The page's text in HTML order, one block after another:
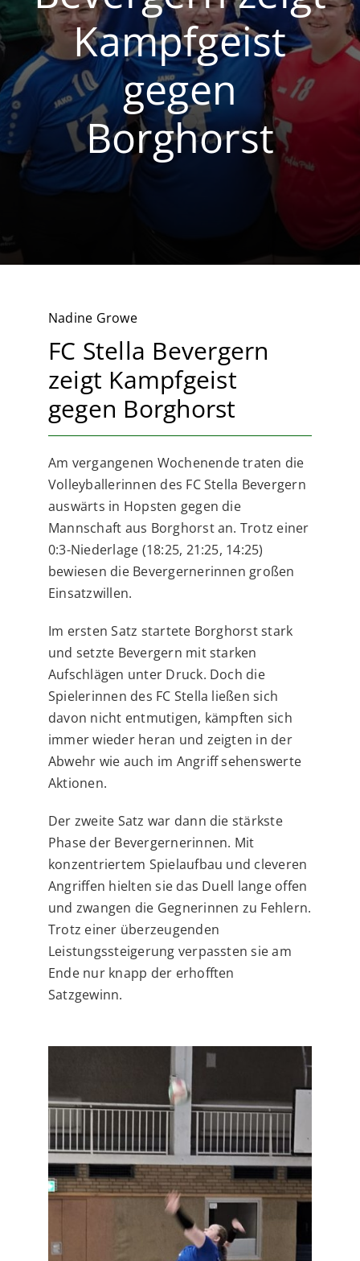
Volleyball
Breitensport
Kampfgeist
gegen
Borghorst
Nadine Growe
FC Stella Bevergern
zeigt Kampfgeist
gegen Borghorst
Am vergangenen Wochenende traten die
Volleyballerinnen des FC Stella Bevergern
auswärts in Hopsten gegen die
Mannschaft aus Borghorst an. Trotz einer
0:3-Niederlage (18:25, 21:25, 14:25)
bewiesen die Bevergernerinnen großen
Einsatzwillen.
Im ersten Satz startete Borghorst stark
und setzte Bevergern mit starken
Aufschlägen unter Druck. Doch die
Spielerinnen des FC Stella ließen sich
davon nicht entmutigen, kämpften sich
immer wieder heran und zeigten in der
Abwehr wie auch im Angriff sehenswerte
Aktionen.
Der zweite Satz war dann die stärkste
Phase der Bevergernerinnen. Mit
konzentriertem Spielaufbau und cleveren
Angriffen hielten sie das Duell lange offen
und zwangen die Gegnerinnen zu Fehlern.
Trotz einer überzeugenden
Leistungssteigerung verpassten sie am
Ende nur knapp der erhofften
Satzgewinn.